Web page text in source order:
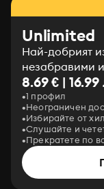
Unlimited
Най-добрият
незабравими
8.69 € | 16.99
1 профил
Неограничен
Избирайте от
Слушайте и
Прекратете по